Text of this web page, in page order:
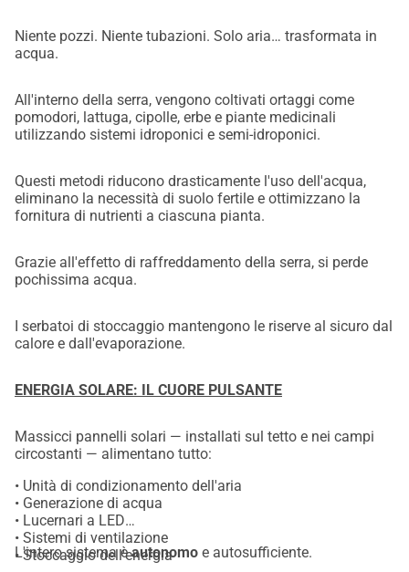
Niente pozzi. Niente tubazioni. Solo aria… trasformata in
acqua.
All'interno della serra, vengono coltivati ortaggi come
pomodori, lattuga, cipolle, erbe e piante medicinali
utilizzando sistemi idroponici e semi-idroponici.
Questi metodi riducono drasticamente l'uso dell'acqua,
eliminano la necessità di suolo fertile e ottimizzano la
fornitura di nutrienti a ciascuna pianta.
Grazie all'effetto di raffreddamento della serra, si perde
pochissima acqua.
I serbatoi di stoccaggio mantengono le riserve al sicuro dal
calore e dall'evaporazione.
ENERGIA SOLARE: IL CUORE PULSANTE
Massicci pannelli solari — installati sul tetto e nei campi
circostanti — alimentano tutto:
• Unità di condizionamento dell'aria
• Generazione di acqua
• Lucernari a LED
• Sistemi di ventilazione
• Stoccaggio dell'energia
L'intero sistema èautonomo e autosufficiente.